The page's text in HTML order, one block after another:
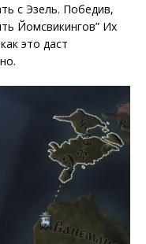
с Эзель. Победив,
Йомсвикингов” Их
это даст